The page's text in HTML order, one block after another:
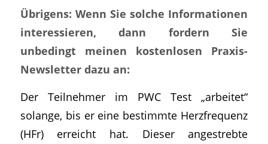
Übrigens: Wenn Sie solche Informationen
interessieren, dann fordern Sie
unbedingt meinen kostenlosen Praxis-
Newsletter dazu an:
Der Teilnehmer im PWC Test „arbeitet“
solange, bis er eine bestimmte Herzfrequenz
(HFr) erreicht hat. Dieser angestrebte